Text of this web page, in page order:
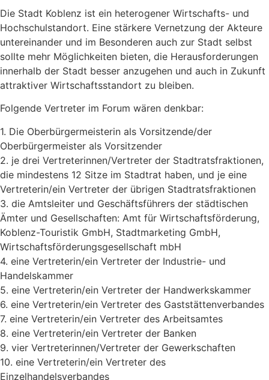
Die Stadt Koblenz ist ein heterogener Wirtschafts- und
Hochschulstandort. Eine stärkere Vernetzung der Akteure
untereinander und im Besonderen auch zur Stadt selbst
sollte mehr Möglichkeiten bieten, die Herausforderungen
innerhalb der Stadt besser anzugehen und auch in Zukunft
attraktiver Wirtschaftsstandort zu bleiben.
Folgende Vertreter im Forum wären denkbar:
1. Die Oberbürgermeisterin als Vorsitzende/der
Oberbürgermeister als Vorsitzender
2. je drei Vertreterinnen/Vertreter der Stadtratsfraktionen,
die mindestens 12 Sitze im Stadtrat haben, und je eine
Vertreterin/ein Vertreter der übrigen Stadtratsfraktionen
3. die Amtsleiter und Geschäftsführers der städtischen
Ämter und Gesellschaften: Amt für Wirtschaftsförderung,
Koblenz-Touristik GmbH, Stadtmarketing GmbH,
Wirtschaftsförderungsgesellschaft mbH
4. eine Vertreterin/ein Vertreter der Industrie- und
Handelskammer
5. eine Vertreterin/ein Vertreter der Handwerkskammer
6. eine Vertreterin/ein Vertreter des Gaststättenverbandes
7. eine Vertreterin/ein Vertreter des Arbeitsamtes
8. eine Vertreterin/ein Vertreter der Banken
9. vier Vertreterinnen/Vertreter der Gewerkschaften
10. eine Vertreterin/ein Vertreter des
Einzelhandelsverbandes